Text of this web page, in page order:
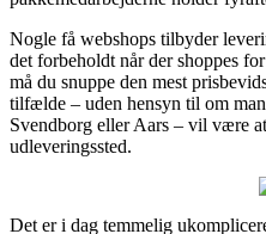
Nogle få webshops tilbyder
det forbeholdt når der shoppes
må du snuppe den mest
tilfælde – uden hensyn til om
Svendborg eller Aars – vil være
udleveringssted.
Det er i dag temmelig